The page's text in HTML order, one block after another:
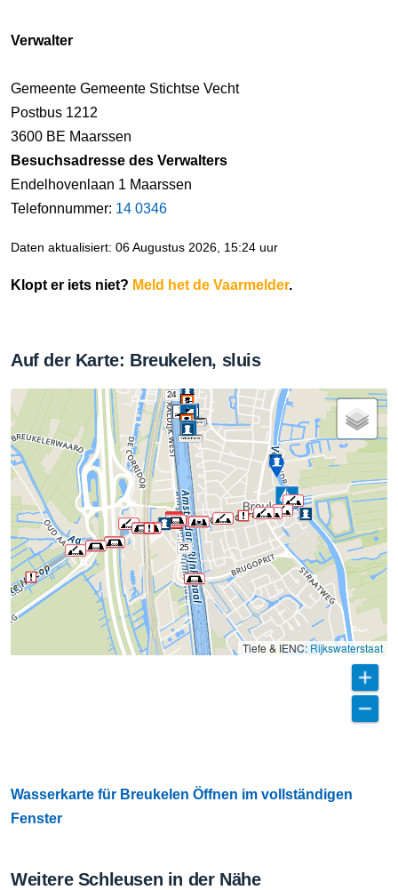
Verwalter
Gemeente Gemeente Stichtse Vecht
Postbus 1212
3600 BE Maarssen
Besuchsadresse des Verwalters
Endelhovenlaan 1 Maarssen
Telefonnummer: 14 0346
Daten aktualisiert: 06 Augustus 2026, 15:24 uur
Klopt er iets niet? Meld het de Vaarmelder.
Auf der Karte: Breukelen, sluis
24
25
Tiefe & IENC: Rijkswaterstaat
Wasserkarte für Breukelen Öffnen im vollständigen
Fenster
Weitere Schleusen in der Nähe